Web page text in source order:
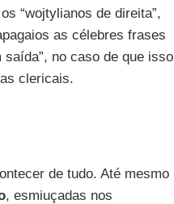
“wojtylianos de direita”,
as célebres frases
no caso de que isso
clericais.
de tudo. Até mesmo
, esmiuçadas nos